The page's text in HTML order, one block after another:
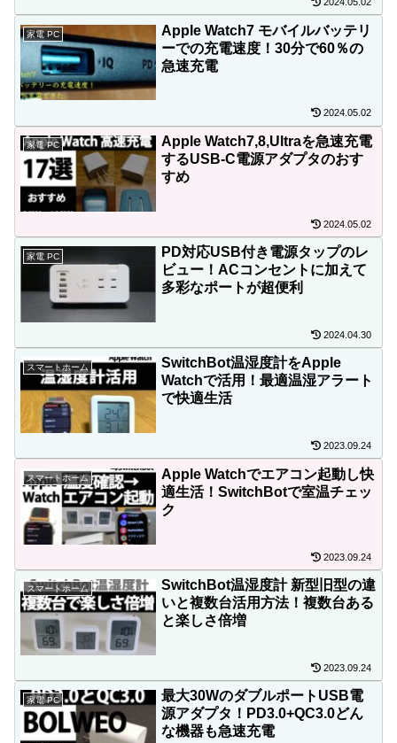
家電 PC
Apple Watch7 モバイルバッテリ
ーでの充電速度！30分で60％の
急速充電
2024.05.02
家電 PC
Apple Watch7,8,Ultraを急速充電
するUSB-C電源アダプタのおす
すめ
2024.05.02
家電 PC
PD対応USB付き電源タップのレ
ビュー！ACコンセントに加えて
多彩なポートが超便利
2024.04.30
スマートホーム
SwitchBot温湿度計をApple
Watchで活用！最適温湿アラート
で快適生活
2023.09.24
スマートホーム
Apple Watchでエアコン起動し快
適生活！SwitchBotで室温チェッ
ク
2023.09.24
スマートホーム
SwitchBot温湿度計 新型旧型の違
いと複数台活用方法！複数台ある
と楽しさ倍増
2023.09.24
家電 PC
最大30WのダブルポートUSB電
源アダプタ！PD3.0+QC3.0どん
な機器も急速充電